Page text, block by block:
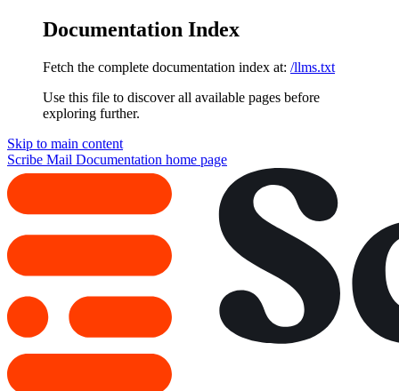
Documentation Index
Fetch the complete documentation index at: /llms.txt
Use this file to discover all available pages before
exploring further.
Skip to main content
Scribe Mail Documentation home page